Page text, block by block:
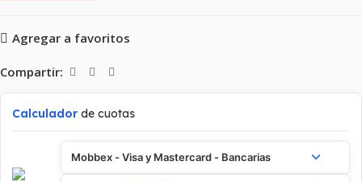
Agregar a favoritos
Compartir:
Calculador de cuotas
Mobbex - Visa y Mastercard - Bancarias